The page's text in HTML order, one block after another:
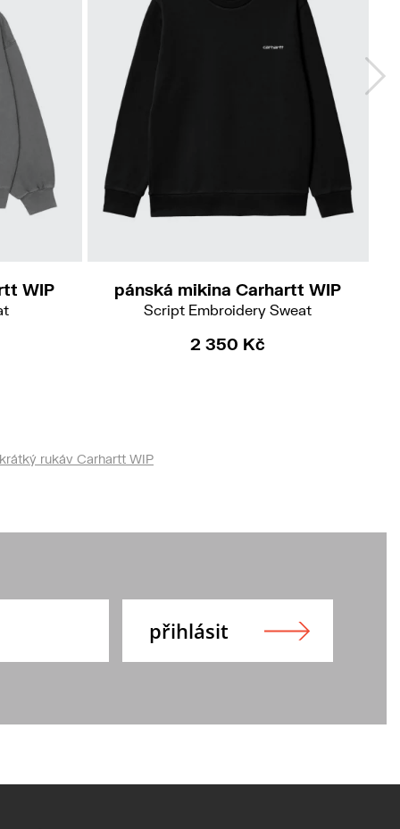
WIP pánská mikina Carhartt WIP
Script Embroidery Sweat
2 350 Kč
rukáv Carhartt WIP